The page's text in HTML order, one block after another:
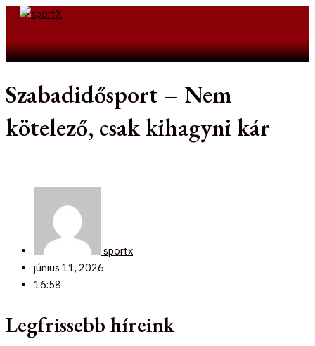
Skip
Szabadidősport – Nem
kötelező, csak kihagyni kár
sportx
június 11, 2026
16:58
Legfrissebb híreink